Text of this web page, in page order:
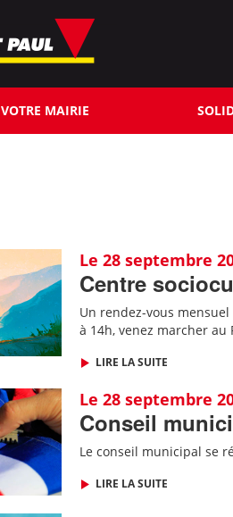
VOTRE MAIRIE
Le 28 septembre
Centre
Un rendez-vous
à 14h, venez marcher au
LIRE LA SUITE
Le 28 septembre
Conseil
Le conseil municipal se
LIRE LA SUITE